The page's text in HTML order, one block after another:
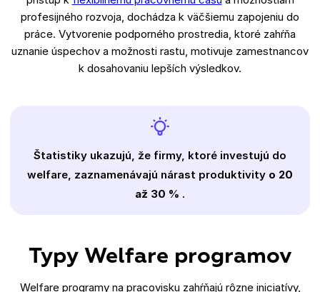
profesijného rozvoja, dochádza k väčšiemu zapojeniu do
práce. Vytvorenie podporného prostredia, ktoré zahŕňa
uznanie úspechov a možnosti rastu, motivuje zamestnancov
k dosahovaniu lepších výsledkov.
Štatistiky ukazujú, že firmy, ktoré investujú do
welfare, zaznamenávajú nárast produktivity o 20
až 30 % .
Typy Welfare programov
Welfare programy na pracovisku zahŕňajú rôzne iniciatívy,